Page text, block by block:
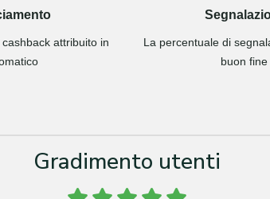
attribuito in
La percentuale di
buon fine
Gradimento utenti